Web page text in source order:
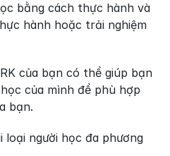
bằng cách thực hành và
hành hoặc trải nghiệm
của bạn có thể giúp bạn
của mình để phù hợp
bạn.
loại người học đa phương